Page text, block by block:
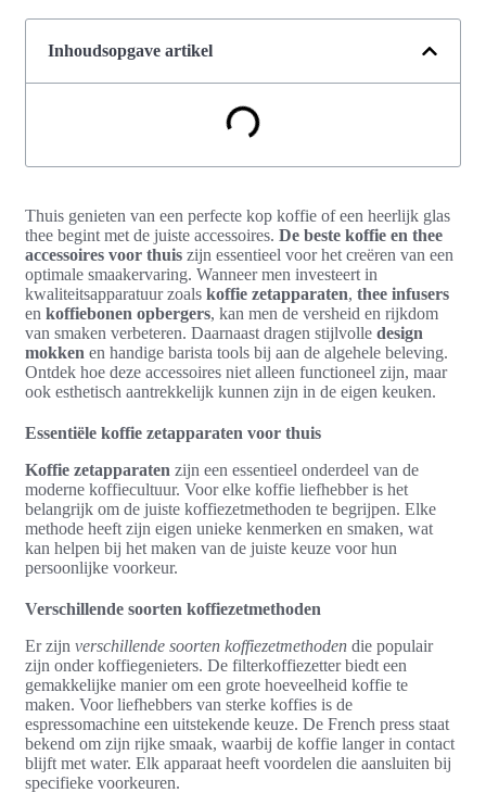
Inhoudsopgave artikel
Thuis genieten van een perfecte kop koffie of een heerlijk glas
thee begint met de juiste accessoires. De beste koffie en thee
accessoires voor thuis zijn essentieel voor het creëren van een
optimale smaakervaring. Wanneer men investeert in
kwaliteitsapparatuur zoals koffie zetapparaten, thee infusers
en koffiebonen opbergers, kan men de versheid en rijkdom
van smaken verbeteren. Daarnaast dragen stijlvolle design
mokken en handige barista tools bij aan de algehele beleving.
Ontdek hoe deze accessoires niet alleen functioneel zijn, maar
ook esthetisch aantrekkelijk kunnen zijn in de eigen keuken.
Essentiële koffie zetapparaten voor thuis
Koffie zetapparaten zijn een essentieel onderdeel van de
moderne koffiecultuur. Voor elke koffie liefhebber is het
belangrijk om de juiste koffiezetmethoden te begrijpen. Elke
methode heeft zijn eigen unieke kenmerken en smaken, wat
kan helpen bij het maken van de juiste keuze voor hun
persoonlijke voorkeur.
Verschillende soorten koffiezetmethoden
Er zijn verschillende soorten koffiezetmethoden die populair
zijn onder koffiegenieters. De filterkoffiezetter biedt een
gemakkelijke manier om een grote hoeveelheid koffie te
maken. Voor liefhebbers van sterke koffies is de
espressomachine een uitstekende keuze. De French press staat
bekend om zijn rijke smaak, waarbij de koffie langer in contact
blijft met water. Elk apparaat heeft voordelen die aansluiten bij
specifieke voorkeuren.